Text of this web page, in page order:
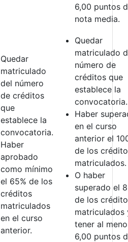
6,00 puntos
nota media.
Quedar
matriculado
del número
de créditos
que
establece la
convocatoria.
Haber
aprobado
como mínimo
el 65% de los
créditos
matriculados
en el curso
anterior.
Quedar
matriculado
número de
créditos que
establece la
convocatoria.
Haber
en el curso
anterior el
de los
matriculados.
O haber
superado el
de los
matriculados
tener al
6,00 puntos